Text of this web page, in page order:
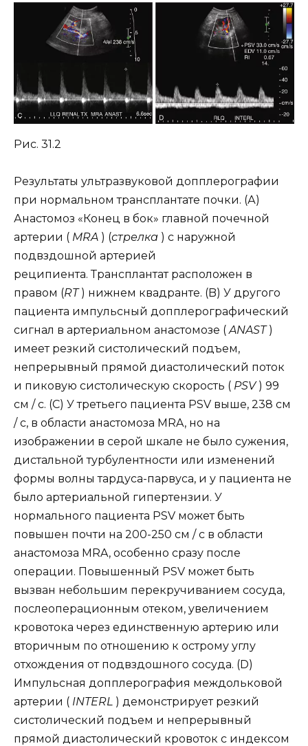
Рис. 31.2
Результаты ультразвуковой допплерографии
при нормальном трансплантате почки. (А)
Анастомоз «Конец в бок» главной почечной
артерии ( MRA ) (стрелка ) с наружной
подвздошной артерией
реципиента. Трансплантат расположен в
правом (RT) нижнем квадранте. (B) У другого
пациента импульсный допплерографический
сигнал в артериальном анастомозе (ANAST)
имеет резкий систолический подъем,
непрерывный прямой диастолический поток
и пиковую систолическую скорость ( PSV) 99
см / с. (C) У третьего пациента PSV выше, 238 см
/ с, в области анастомоза MRA, но на
изображении в серой шкале не было сужения,
дистальной турбулентности или изменений
формы волны тардуса-парвуса, и у пациента не
было артериальной гипертензии. У
нормального пациента PSV может быть
повышен почти на 200-250 см / с в области
анастомоза MRA, особенно сразу после
операции. Повышенный PSV может быть
вызван небольшим перекручиванием сосуда,
послеоперационным отеком, увеличением
кровотока через единственную артерию или
вторичным по отношению к острому углу
отхождения от подвздошного сосуда. (D)
Импульсная допплерография междольковой
артерии ( INTERL ) демонстрирует резкий
систолический подъем и непрерывный
прямой диастолический кровоток с индексом